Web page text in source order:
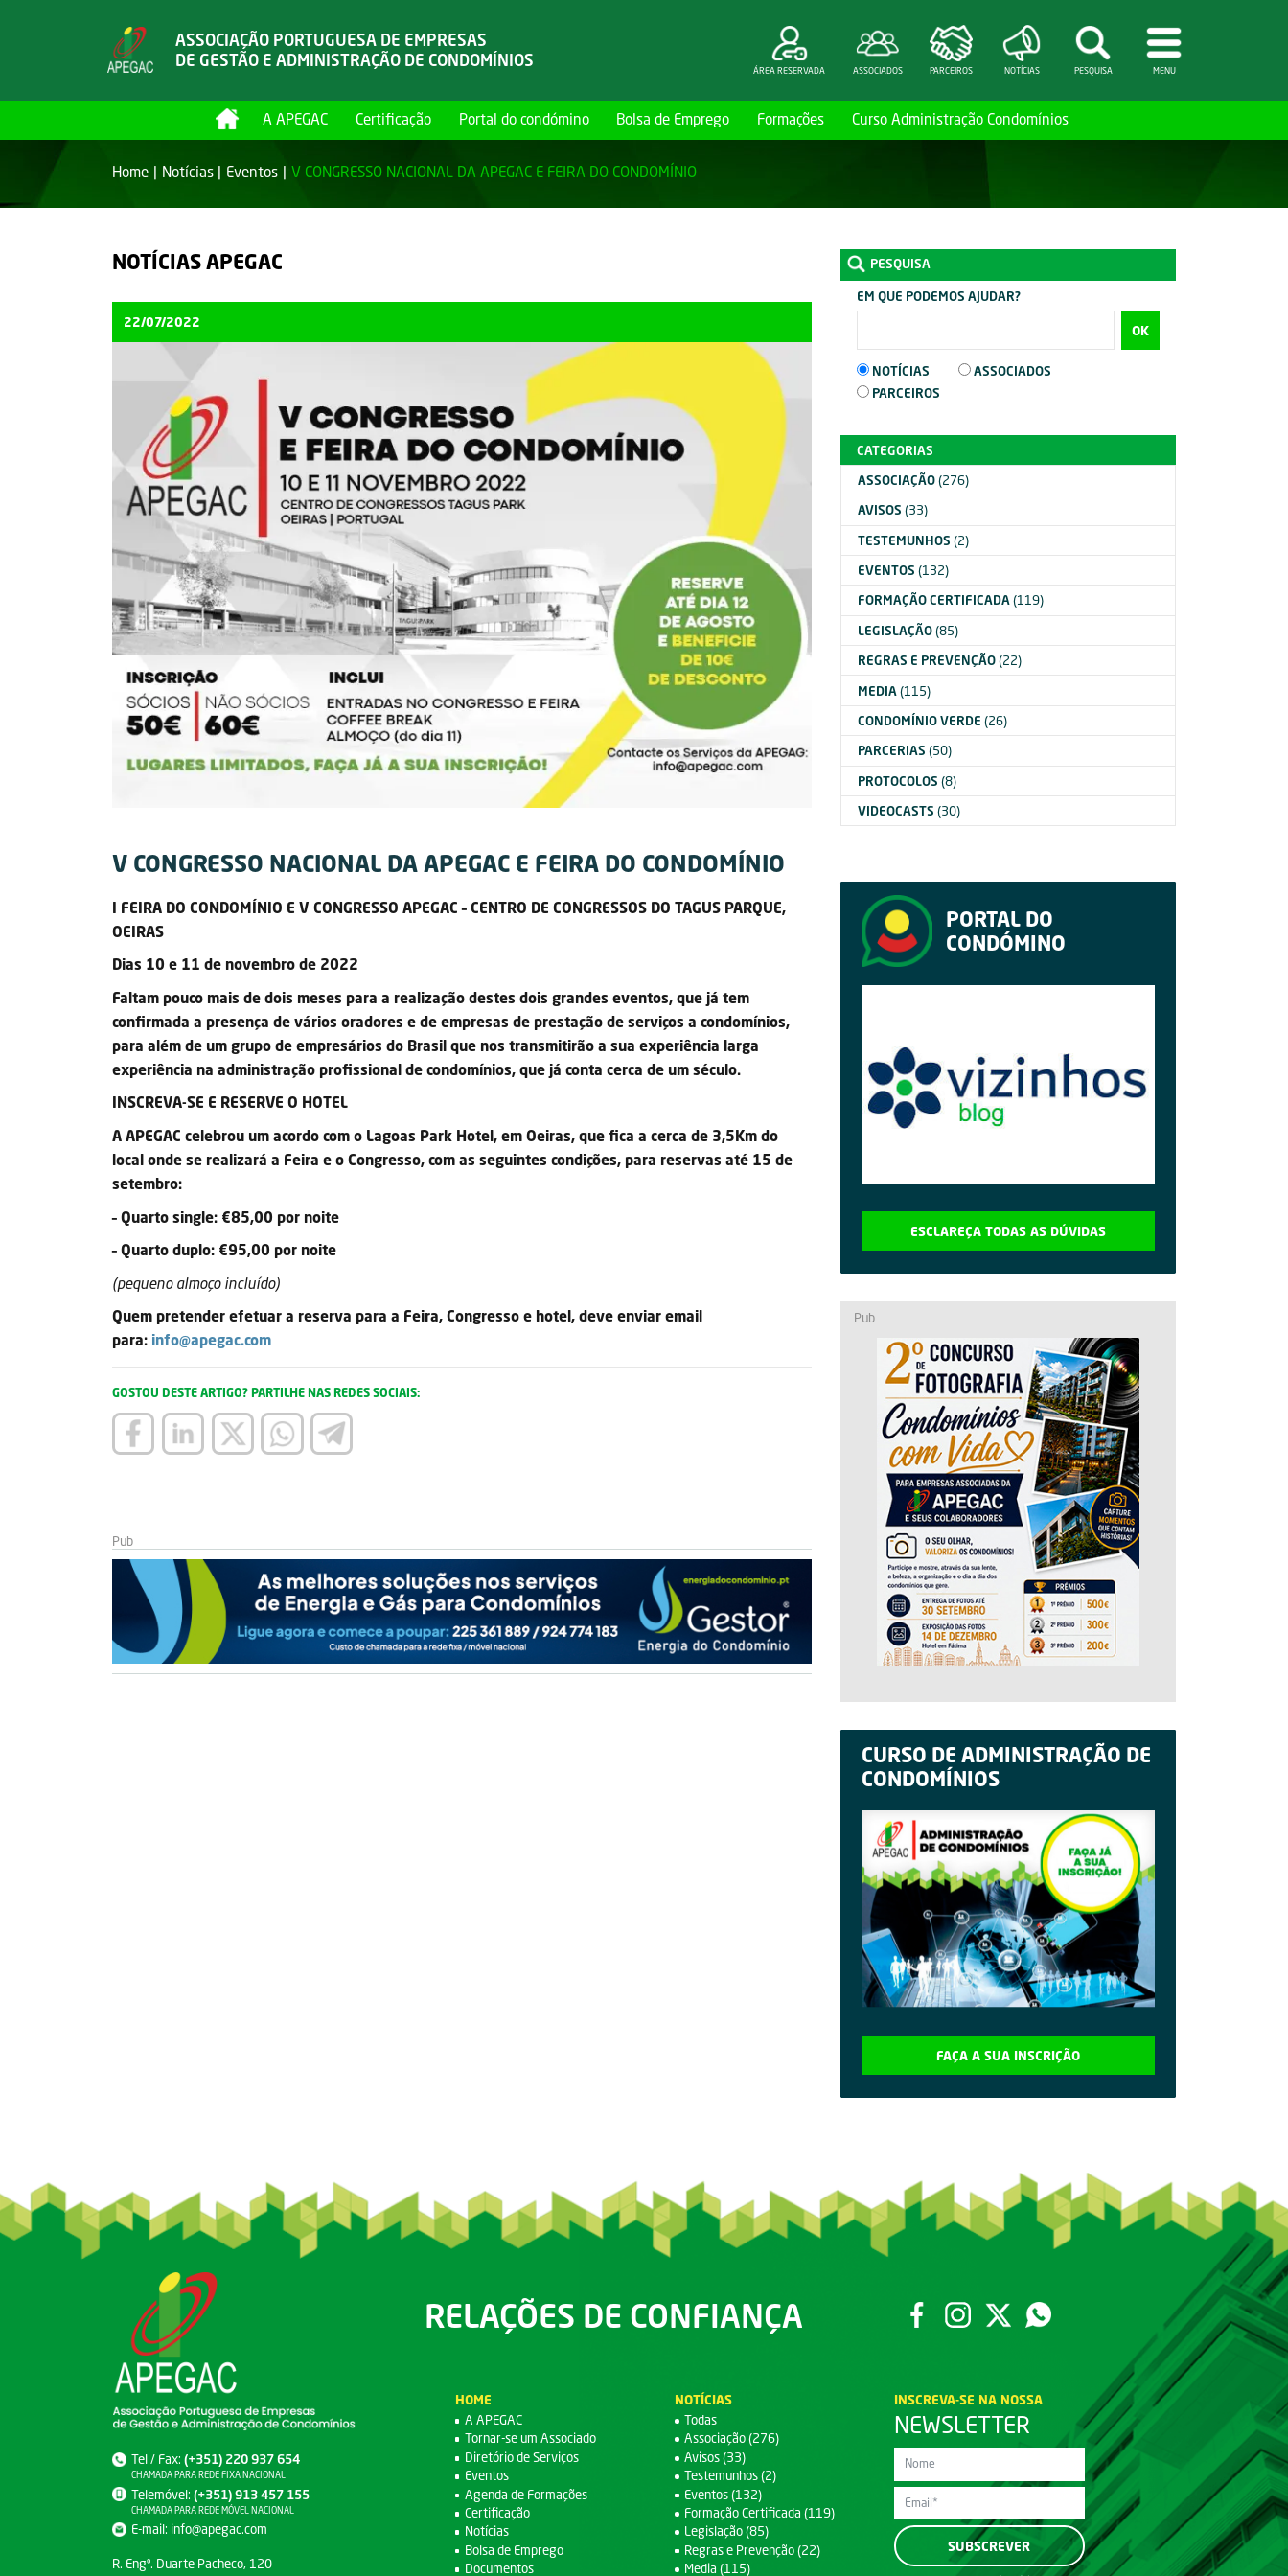
ASSOCIAÇÃO PORTUGUESA DE EMPRESAS
DE GESTÃO E ADMINISTRAÇÃO DE CONDOMÍNIOS
A APEGAC Certificação Portal do condómino Bolsa de Emprego Formações Curso Administração Condomínios
ÁREA RESERVADA ASSOCIADOS PARCEIROS NOTÍCIAS PESQUISA MENU
Home Notícias Eventos V CONGRESSO NACIONAL DA APEGAC E FEIRA DO CONDOMÍNIO
NOTÍCIAS APEGAC
22/07/2022
V CONGRESSO NACIONAL DA APEGAC E FEIRA DO CONDOMÍNIO
I FEIRA DO CONDOMÍNIO E V CONGRESSO APEGAC – CENTRO DE CONGRESSOS DO TAGUS PARQUE,
OEIRAS
Dias 10 e 11 de novembro de 2022
Faltam pouco mais de dois meses para a realização destes dois grandes eventos, que já tem
confirmada a presença de vários oradores e de empresas de prestação de serviços a condomínios,
para além de um grupo de empresários do Brasil que nos transmitirão a sua experiência larga
experiência na administração profissional de condomínios, que já conta cerca de um século.
INSCREVA-SE E RESERVE O HOTEL
A APEGAC celebrou um acordo com o Lagoas Park Hotel, em Oeiras, que fica a cerca de 3,5Km do
local onde se realizará a Feira e o Congresso, com as seguintes condições, para reservas até 15 de
setembro:
– Quarto single: €85,00 por noite
– Quarto duplo: €95,00 por noite
(pequeno almoço incluído)
Quem pretender efetuar a reserva para a Feira, Congresso e hotel, deve enviar email
para: info@apegac.com
GOSTOU DESTE ARTIGO? PARTILHE NAS REDES SOCIAIS:
PESQUISA
EM QUE PODEMOS AJUDAR?
OK
NOTÍCIAS
ASSOCIADOS
PARCEIROS
CATEGORIAS
ASSOCIAÇÃO(276)
AVISOS (33)
TESTEMUNHOS (2)
EVENTOS (132)
FORMAÇÃO CERTIFICADA(119)
LEGISLAÇÃO(85)
REGRAS E PREVENÇÃO(22)
MEDIA(115)
CONDOMÍNIO VERDE (26)
PARCERIAS (50)
PROTOCOLOS (8)
VIDEOCASTS (30)
PORTAL DO
CONDÓMINO
ESCLAREÇA TODAS AS DÚVIDAS
CURSO DE ADMINISTRAÇÃO DE
CONDOMÍNIOS
FAÇA A SUA INSCRIÇÃO
Tel / Fax:(+351) 220 937 654
CHAMADA PARA REDE FIXA NACIONAL
Telemóvel:(+351) 913 457 155
CHAMADA PARA REDE MÓVEL NACIONAL
E-mail: info@apegac.com
R. Engº. Duarte Pacheco, 120
RELAÇÕES DE CONFIANÇA
HOME
A APEGAC
Tornar-se um Associado
Diretório de Serviços
Eventos
Agenda de Formações
Certificação
Notícias
Bolsa de Emprego
Documentos
NOTÍCIAS
Todas
Associação (276)
Avisos (33)
Testemunhos (2)
Eventos (132)
Formação Certificada (119)
Legislação (85)
Regras e Prevenção (22)
Media (115)
INSCREVA-SE NA NOSSA
NEWSLETTER